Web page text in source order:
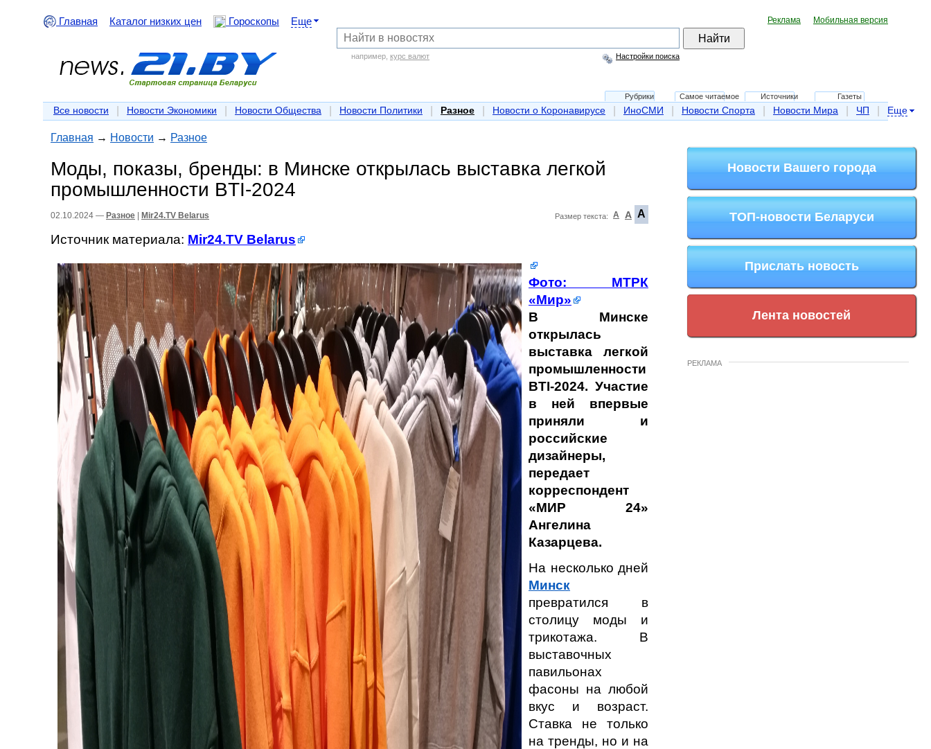
Главная Каталог низких цен Гороскопы Еще Мобильная версия
Реклама
например, курс валют Настройки поиска
Газеты
Источники
Самое читаемое
Рубрики
Все новости Новости Экономики Новости Общества Новости Политики Разное Новости о Коронавирусе ИноСМИ Новости Спорта Новости Мира ЧП Еще
Главная → Новости → Разное
Моды, показы, бренды: в Минске открылась выставка легкой
промышленности BTI-2024
02.10.2024 — Разное Mir24.TV Belarus Размер текста: A A A
Источник материала: Mir24.TV Belarus
Фото: МТРК
«Мир»
В Минске
открылась
выставка легкой
промышленности
BTI-2024. Участие
в ней впервые
приняли и
российские
дизайнеры,
передает
корреспондент
«МИР 24»
Ангелина
Казарцева.
На несколько дней
Минск
превратился в
столицу моды и
трикотажа. В
выставочных
павильонах
фасоны на любой
вкус и возраст.
Ставка не только
на тренды, но и на
Новости Вашего города
ТОП-новости Беларуси
Прислать новость
Лента новостей
РЕКЛАМА